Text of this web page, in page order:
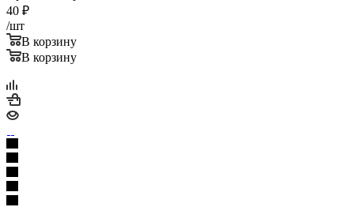
40 ₽
/шт
В корзину
В корзину